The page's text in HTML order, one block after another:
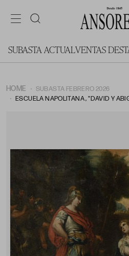
SUBASTA ACTUALVENTAS
HOME
SUBASTA FEBRERO 2026
ESCUELA NAPOLITANA , "DAVID Y